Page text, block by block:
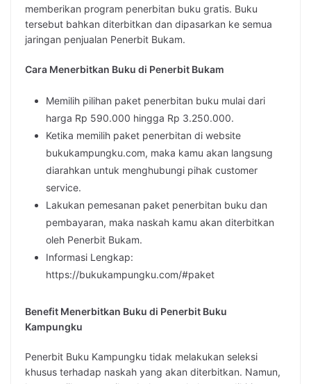
memberikan program penerbitan buku gratis. Buku
tersebut bahkan diterbitkan dan dipasarkan ke semua
jaringan penjualan Penerbit Bukam.
Cara Menerbitkan Buku di Penerbit Bukam
Memilih pilihan paket penerbitan buku mulai dari
harga Rp 590.000 hingga Rp 3.250.000.
Ketika memilih paket penerbitan di website
bukukampungku.com, maka kamu akan langsung
diarahkan untuk menghubungi pihak customer
service.
Lakukan pemesanan paket penerbitan buku dan
pembayaran, maka naskah kamu akan diterbitkan
oleh Penerbit Bukam.
Informasi Lengkap:
https://bukukampungku.com/#paket
Benefit Menerbitkan Buku di Penerbit Buku
Kampungku
Penerbit Buku Kampungku tidak melakukan seleksi
khusus terhadap naskah yang akan diterbitkan. Namun,